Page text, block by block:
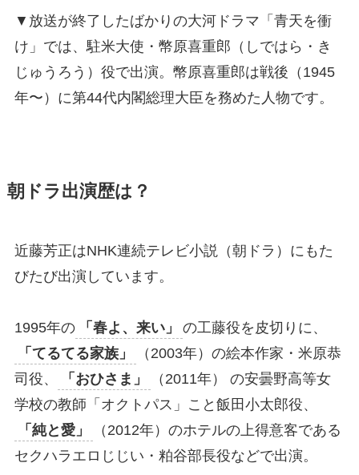
▼放送が終了したばかりの大河ドラマ「青天を衝
け」では、駐米大使・幣原喜重郎（しではら・き
じゅうろう）役で出演。幣原喜重郎は戦後（1945
年〜）に第44代内閣総理大臣を務めた人物です。
朝ドラ出演歴は？
近藤芳正はNHK連続テレビ小説（朝ドラ）にもた
びたび出演しています。
1995年の 「春よ、来い」
の工藤役を皮切りに、
「てるてる家族」
（2003年）の絵本作家・米原恭
司役、
「おひさま」
（2011年） の安曇野高等女
学校の教師「オクトパス」こと飯田小太郎役、
「純と愛」
（2012年）のホテルの上得意客である
セクハラエロじじい・粕谷部長役などで出演。